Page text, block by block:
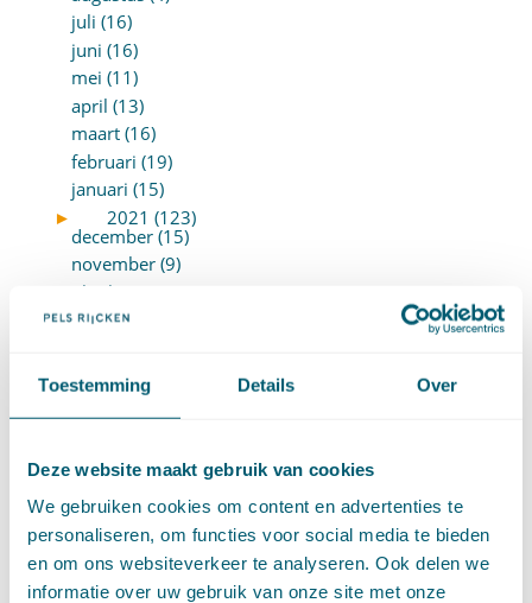
Toestemming Details Over
Deze website maakt gebruik van cookies
We gebruiken cookies om content en advertenties te
personaliseren, om functies voor social media te bieden
en om ons websiteverkeer te analyseren. Ook delen we
informatie over uw gebruik van onze site met onze
juli (16)
juni (16)
mei (11)
april (13)
maart (16)
februari (19)
januari (15)
►
2021 (123)
december (15)
november (9)
oktober (13)
september (4)
juli (4)
april (11)
februari (11)
januari (15)
►
2020 (154)
december (6)